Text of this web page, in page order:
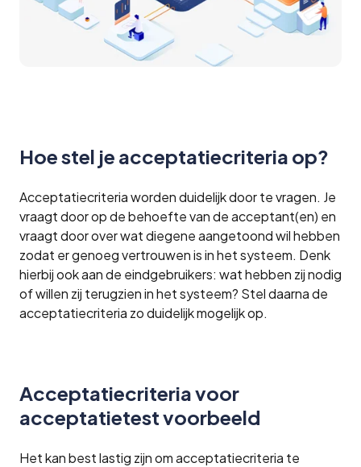
Hoe stel je acceptatiecriteria op?
Acceptatiecriteria worden duidelijk door te vragen. Je
vraagt door op de behoefte van de acceptant(en) en
vraagt door over wat diegene aangetoond wil hebben
zodat er genoeg vertrouwen is in het systeem. Denk
hierbij ook aan de eindgebruikers: wat hebben zij nodig
of willen zij terugzien in het systeem? Stel daarna de
acceptatiecriteria zo duidelijk mogelijk op.
Acceptatiecriteria voor
acceptatietest voorbeeld
Het kan best lastig zijn om acceptatiecriteria te